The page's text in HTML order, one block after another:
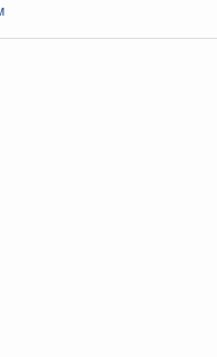
перевозок,
заседание
130
построено под